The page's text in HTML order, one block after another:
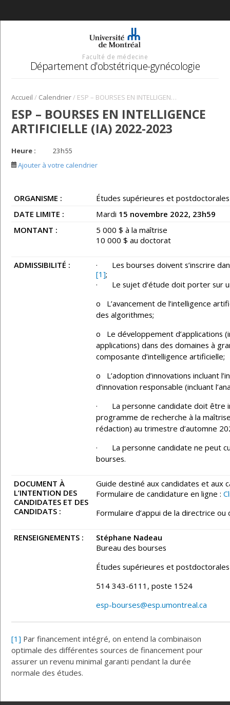
Faculté de médecine
Département d'obstétrique-gynécologie
Accueil / Calendrier/ ESP – BOURSES EN INTELLIGENCE ARTIFICIELLE (IA) 2022-2023
ESP – BOURSES EN INTELLIGENCE
ARTIFICIELLE (IA) 2022-2023
Heure : 23h55
Ajouter à votre calendrier
ORGANISME :
Études supérieures et postdoctorales
DATE LIMITE :
Mardi 15 novembre 2022, 23h59
MONTANT :
5 000 $ à la maîtrise
10 000 $ au doctorat
ADMISSIBILITÉ :
· Les bourses doivent s’inscrire
[1];
· Le sujet d’étude doit porter sur
o L’avancement de l’intelligence
des algorithmes;
o Le développement d’applications
applications) dans des domaines à
composante d’intelligence artificielle;
o L’adoption d’innovations incluant
d’innovation responsable (incluant
· La personne candidate doit être
programme de recherche à la
rédaction) au trimestre d’automne
· La personne candidate ne peut
bourses.
DOCUMENT À
L’INTENTION DES
CANDIDATES ET DES
CANDIDATS :
Guide destiné aux candidates et aux
Formulaire de candidature en ligne :
Formulaire d’appui de la directrice
RENSEIGNEMENTS :
Stéphane Nadeau
Bureau des bourses
Études supérieures et postdoctorales
514 343-6111, poste 1524
esp-bourses@esp.umontreal.ca
[1] Par financement intégré, on entend la combinaison
optimale des différentes sources de financement pour
assurer un revenu minimal garanti pendant la durée
normale des études.